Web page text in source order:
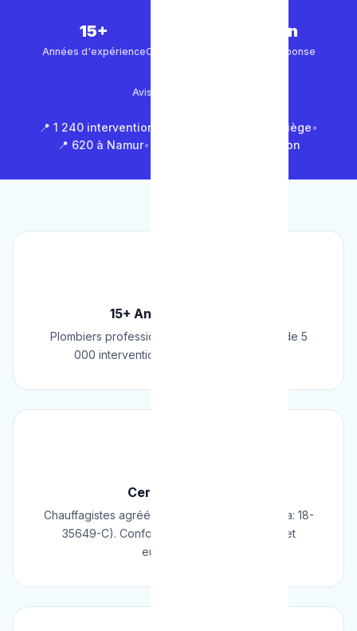
15+
Années d'expérienceClients satisfaits
30 min
Temps de réponse
Avis Google (500+)
📍 1 240 interventions à Bruxelles 📍 850 à Liège•
📍 620 à Namur• 📍 1 430 en Brabant Wallon
15+ Ans d'Expérience
Plombiers professionnels depuis 2009. Plus de 5
000 interventions réussies en Belgique.
Certifié & Agréé
Chauffagistes agréés Cerga/Cedicol (N° Cerga: 18-
35649-C). Conformes aux normes belges et
européennes.